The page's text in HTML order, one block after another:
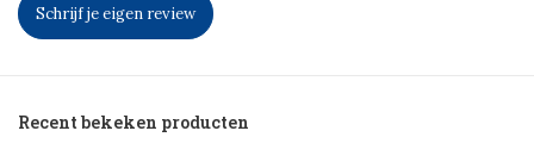
Schrijf je eigen review
Recent bekeken producten